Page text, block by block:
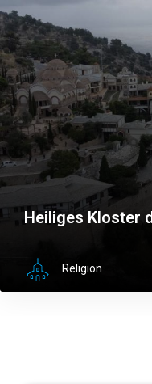
Heiliges Kloster
Religion